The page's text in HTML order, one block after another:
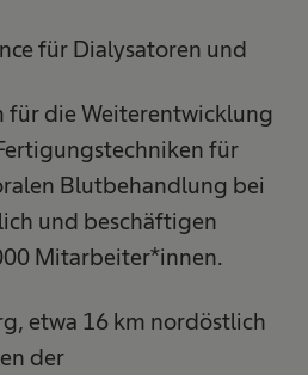
für Dialysatoren und
für die Weiterentwicklung
für
Blutbehandlung bei
und beschäftigen
Mitarbeiter*innen.
etwa 16 km nordöstlich
der